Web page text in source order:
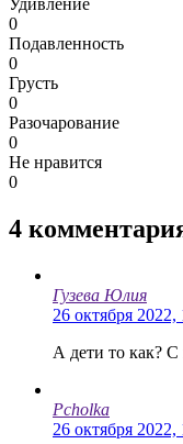
0
Подавленность
0
Грусть
0
Разочарование
0
Не нравится
0
4
Гузева Юлия
26 октября 2022,
А дети то как? С
Pcholka
26 октября 2022,